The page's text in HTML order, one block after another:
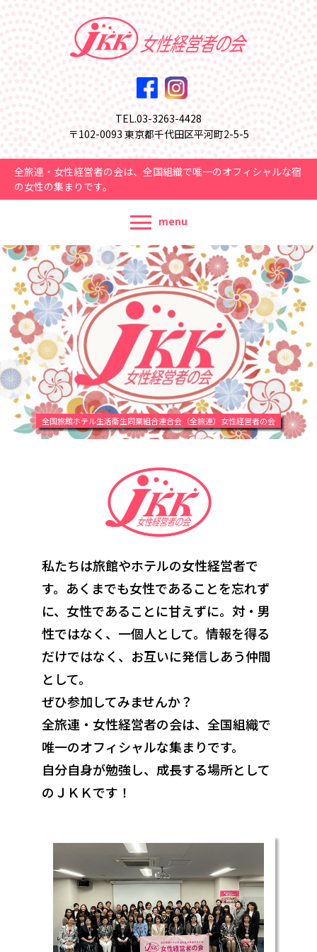
TEL.03-3263-4428
〒102-0093 東京都千代田区平河町2-5-5
全旅連・女性経営者の会は、全国組織で唯一のオフィシャルな宿
の女性の集まりです。
menu
全国旅館ホテル生活衛生同業組合連合会（全旅連）女性経営者の会
私たちは旅館やホテルの女性経営者で
す。あくまでも女性であることを忘れず
に、 女性であることに甘えずに。対・男
性ではなく、一個人として。情報を得る
だけではなく、お互いに発信しあう仲間
として。
ぜひ参加してみませんか？
全旅連・女性経営者の会は、全国組織で
唯一のオフィシャルな集まりです。
自分自身が勉強し、成長する場所として
のＪＫＫです！